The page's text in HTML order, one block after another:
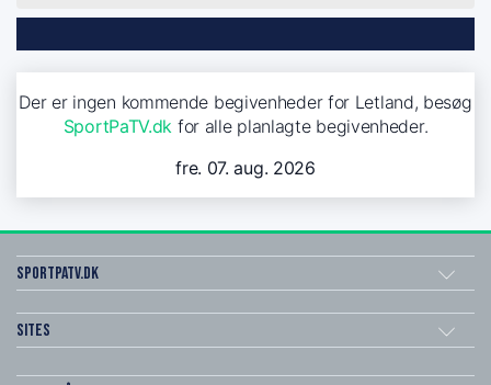
Der er ingen kommende begivenheder for Letland, besøg
SportPaTV.dk for alle planlagte begivenheder.
fre. 07. aug. 2026
SportPaTV.dk
Sites